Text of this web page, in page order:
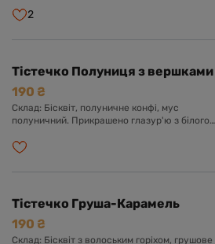
2
Тістечко Полуниця з вершками
190 ₴
Склад: Бісквіт, полуничне конфі, мус
полуничний. Прикрашено глазур'ю з білого
Тістечко Груша-Карамель
190 ₴
Склад: Бісквіт з волоським горіхом, грушове